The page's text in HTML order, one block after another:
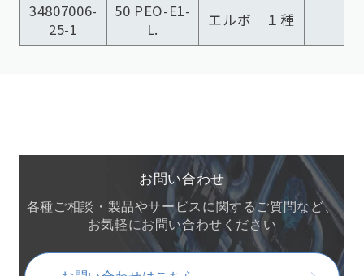
34807006-
25-1
50 PEO-E1-
L.
エルボ １種
お問い合わせ
各種ご相談・製品やサービスに関するご質問など、
お気軽にお問い合わせください